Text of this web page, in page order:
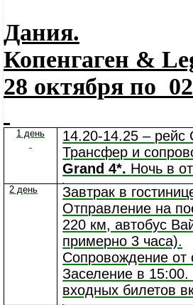
Дания.
Копенгаген &
28 октября по
1 день
14.20-14.25 – рейс
Трансфер и
Grand4*. Ночь в
2 день
Завтрак в
Отправление на
220 км, автобус
примерно 3 часа).
Сопровождение от
Заселение в
входных билетов